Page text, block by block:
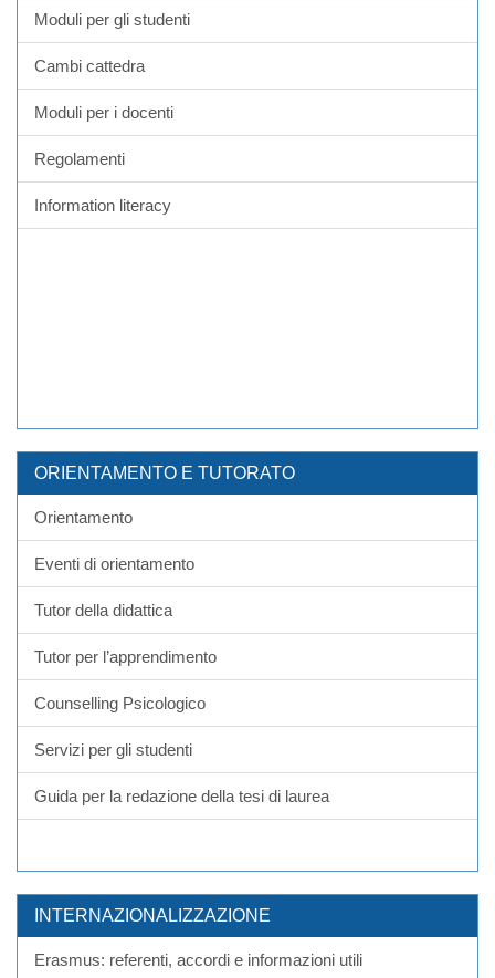
Moduli per gli studenti
Cambi cattedra
Moduli per i docenti
Regolamenti
Information literacy
ORIENTAMENTO E TUTORATO
Orientamento
Eventi di orientamento
Tutor della didattica
Tutor per l’apprendimento
Counselling Psicologico
Servizi per gli studenti
Guida per la redazione della tesi di laurea
INTERNAZIONALIZZAZIONE
Erasmus: referenti, accordi e informazioni utili